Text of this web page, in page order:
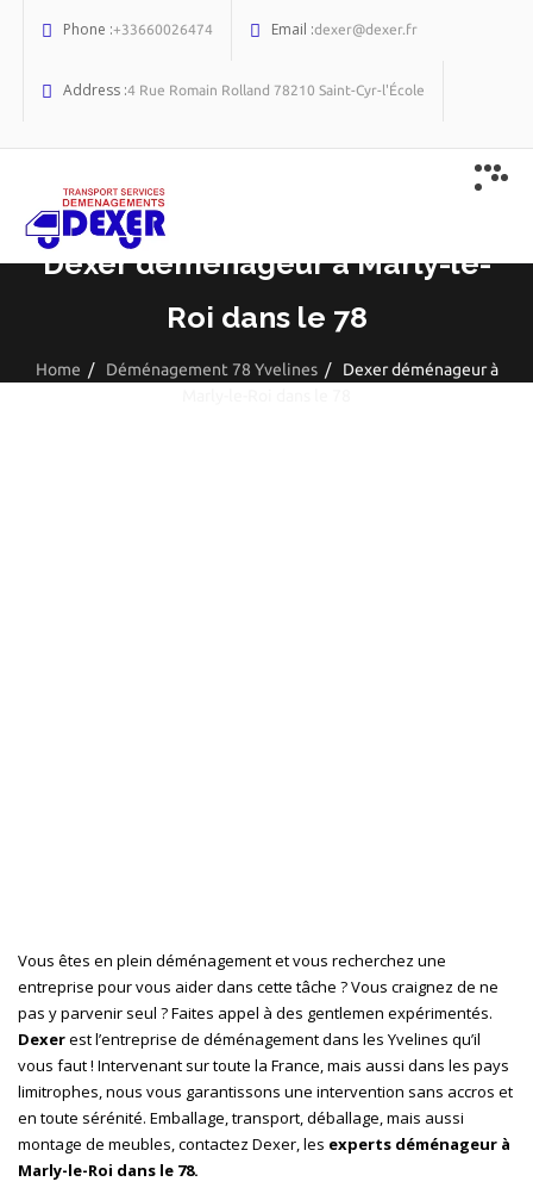
Phone :+33660026474 Email :dexer@dexer.fr
Address :4 Rue Romain Rolland 78210 Saint-Cyr-l'École
Dexer déménageur à Marly-le-
Roi dans le 78
Home / Déménagement 78 Yvelines /
Dexer déménageur à
Vous êtes en plein déménagement et vous recherchez une
entreprise pour vous aider dans cette tâche ?Vous craignez de ne
pas y parvenir seul ? Faites appel à des gentlemen expérimentés.
Dexerest l’entreprise de déménagement dans les Yvelines qu’il
vous faut ! Intervenant sur toute la France, mais aussi dans les pays
limitrophes, nous vous garantissons une intervention sans accros et
en toute sérénité. Emballage, transport, déballage, mais aussi
montage de meubles, contactez Dexer, les experts déménageur à
Marly-le-Roi dans le 78.